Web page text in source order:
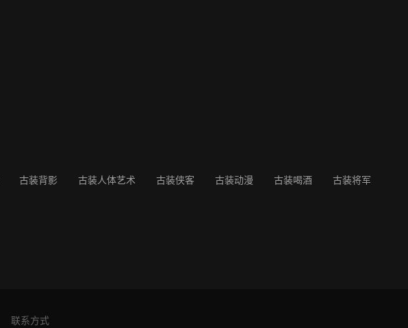
古装背影 古装人体艺术 古装侠客 古装动漫 古装喝酒
古装将军
联系方式